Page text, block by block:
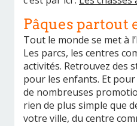
Pâques partout
Tout le monde se met à
Les parcs, les centres
activités. Retrouvez des
pour les enfants. Et
de nombreuses
rien de plus simple que
votre ville, du centre